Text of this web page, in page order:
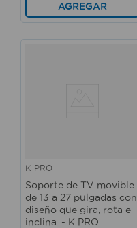
AGREGAR
K PRO
Soporte de TV movible
de 13 a 27 pulgadas con
diseño que gira, rota e
inclina. - K PRO